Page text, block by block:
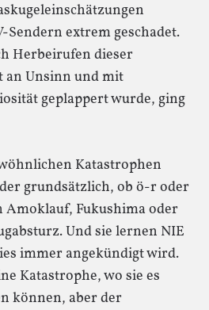
Sendern extrem geschadet.
Herbeirufen dieser
an Unsinn und mit
geplappert wurde, ging
Katastrophen
grundsätzlich, ob ö-r oder
Amoklauf, Fukushima oder
Und sie lernen NIE
immer angekündigt wird.
Katastrophe, wo sie es
können, aber der